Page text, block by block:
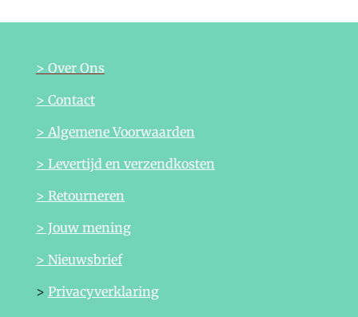
> Over Ons
> Contact
> Algemene Voorwaarden
> Levertijd en verzendkosten
> Retourneren
> Jouw mening
> Nieuwsbrief
> Privacyverklaring